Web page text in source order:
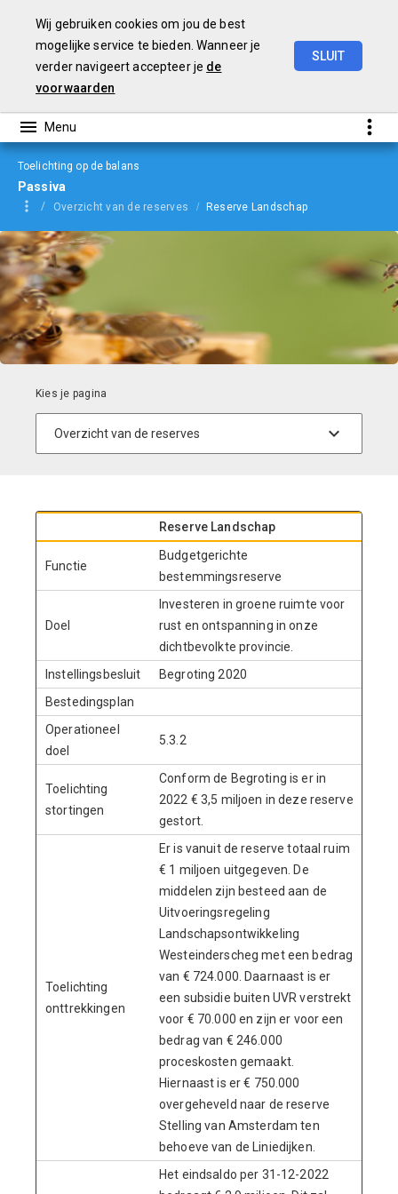
Wij gebruiken cookies om jou de best
mogelijke service te bieden. Wanneer je
verder navigeert accepteer je de
voorwaarden
SLUIT
Toelichting op de balans
Passiva
Overzicht van de reserves Reserve Landschap
Reserve Landschap
Functie
Budgetgerichte
bestemmingsreserve
Doel
Investeren in groene ruimte voor
rust en ontspanning in onze
dichtbevolkte provincie.
Instellingsbesluit
Begroting 2020
Bestedingsplan
Operationeel
doel
5.3.2
Toelichting
stortingen
Conform de Begroting is er in
2022 € 3,5 miljoen in deze reserve
gestort.
Toelichting
onttrekkingen
Er is vanuit de reserve totaal ruim
€ 1 miljoen uitgegeven. De
middelen zijn besteed aan de
Uitvoeringsregeling
Landschapsontwikkeling
Westeinderscheg met een bedrag
van € 724.000. Daarnaast is er
een subsidie buiten UVR verstrekt
voor € 70.000 en zijn er voor een
bedrag van € 246.000
proceskosten gemaakt.
Hiernaast is er € 750.000
overgeheveld naar de reserve
Stelling van Amsterdam ten
behoeve van de Liniedijken.
Het eindsaldo per 31-12-2022